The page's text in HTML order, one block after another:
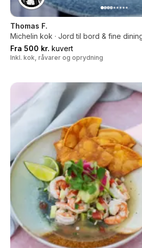
Thomas F.
Michelin kok · Jord til bord & fine
Fra 500 kr. kuvert
Inkl. kok, råvarer og oprydning